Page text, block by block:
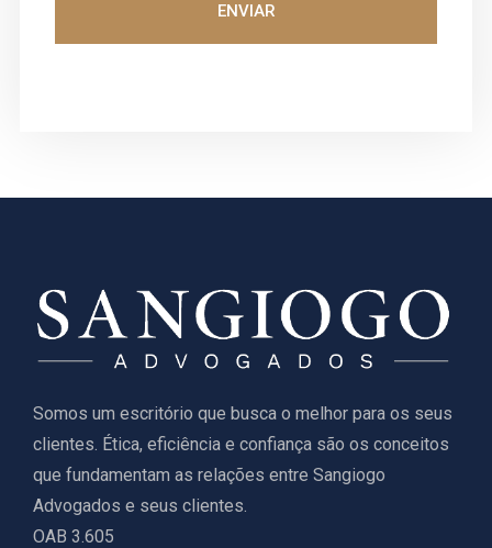
ENVIAR
Somos um escritório que busca o melhor para os seus
clientes. Ética, eficiência e confiança são os conceitos
que fundamentam as relações entre Sangiogo
Advogados e seus clientes.
OAB 3.605